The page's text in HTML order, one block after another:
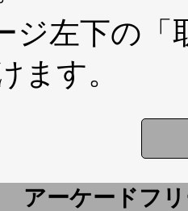
ジ左下の
ます。
アーケードフ